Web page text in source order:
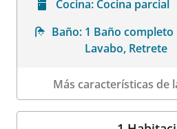
Cocina: Cocina parcial
Baño: 1 Baño completo
Lavabo, Retrete
Más características de
Datos de la habitación